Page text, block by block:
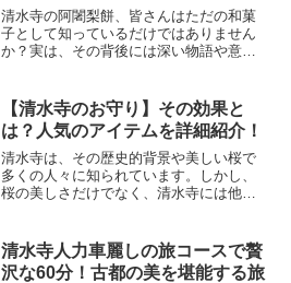
清水寺の阿闍梨餅、皆さんはただの和菓
子として知っているだけではありません
か？実は、その背後には深い物語や意味
とができるでしょう。新たな発見をお楽
しみください！この記事を...
【清水寺のお守り】その効果と
は？人気のアイテムを詳細紹介！
清水寺は、その歴史的背景や美しい桜で
多くの人々に知られています。しかし、
桜の美しさだけでなく、清水寺には他に
婚、健康、仕事、勉強といった多岐にわ
たる願いを叶える力を持ってい...
清水寺人力車麗しの旅コースで贅
沢な60分！古都の美を堪能する旅